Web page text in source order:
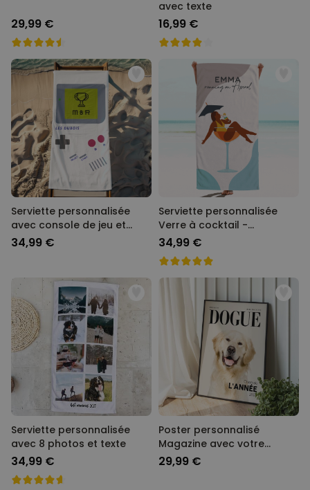
29,99 €
avec texte
16,99 €
Serviette personnalisée
avec console de jeu et
texte
34,99 €
Serviette personnalisée
Verre à cocktail -
Illustration
34,99 €
Serviette personnalisée
avec 8 photos et texte
34,99 €
Poster personnalisé
Magazine avec votre
animal
29,99 €